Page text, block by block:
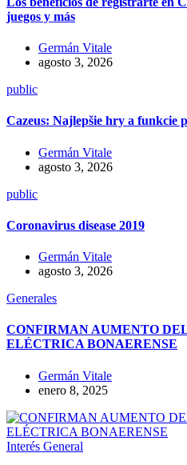
juegos y más
Germán Vitale
agosto 3, 2026
public
Cazeus: Najlepšie hry a funkcie
Germán Vitale
agosto 3, 2026
public
Coronavirus disease 2019
Germán Vitale
agosto 3, 2026
Generales
CONFIRMAN AUMENTO
ELÉCTRICA BONAERENSE
Germán Vitale
enero 8, 2025
Interés General